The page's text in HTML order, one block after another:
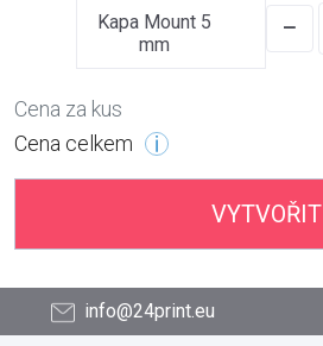
Kapa Mount 5
mm
−
Cena za kus
Cena celkem
VYTVOŘIT
info@24print.eu